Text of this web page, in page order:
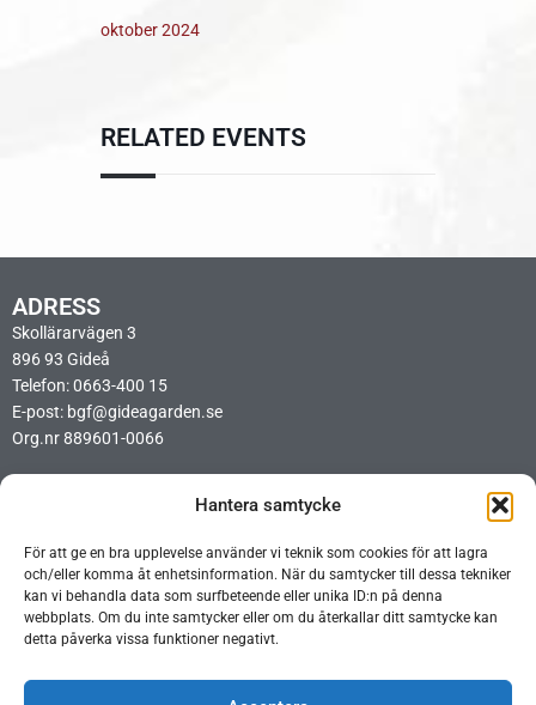
Hantera samtycke
För att ge en bra upplevelse använder vi teknik som cookies för att lagra
och/eller komma åt enhetsinformation. När du samtycker till dessa tekniker
kan vi behandla data som surfbeteende eller unika ID:n på denna
webbplats. Om du inte samtycker eller om du återkallar ditt samtycke kan
detta påverka vissa funktioner negativt.
oktober 2024
RELATED EVENTS
ADRESS
Skollärarvägen 3
896 93 Gideå
Telefon: 0663-400 15
E-post: bgf@gideagarden.se
Org.nr 889601-0066
Cookiepolicy
Ideellt arbetsschema BIO
Ideellt arbetsschema Opera